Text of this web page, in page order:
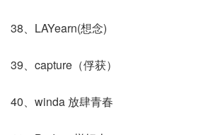
38、LAYearn(想念)
39、capture（俘获）
40、winda 放肆青春